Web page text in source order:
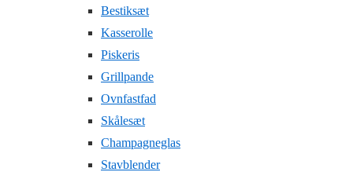
Bestiksæt
Kasserolle
Piskeris
Grillpande
Ovnfastfad
Skålesæt
Champagneglas
Stavblender